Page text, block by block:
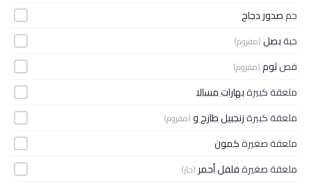
جمصدور دجاج
حبةبصل(مفروم)
فصثوم(مفروم)
ملعقة كبيرةبهارات مسالا
ملعقة كبيرةزنجبيل طازج و(مفروم)
ملعقة صغيرةكمون
ملعقة صغيرةفلفل أحمر (حار)